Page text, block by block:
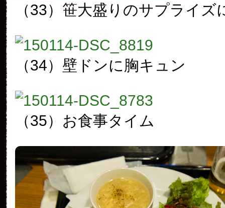
（33）笹大盛りのサプライズ
（34）壁ドンに胸キュン
（35）お食事タイム